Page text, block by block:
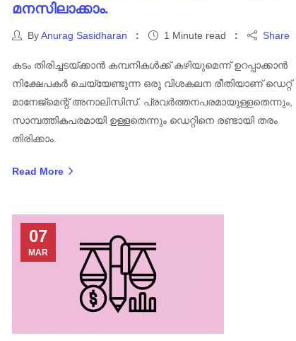
മനസിലാക്കാം.
ByAnurag Sasidharan 1 Minute read Share
കടം തിരിച്ചടയ്ക്കാൻ കമ്പനികൾക്ക് കഴിയുമെന്ന് ഉറപ്പാക്കാൻ
നിക്ഷേപകർ ചെയ്യേണ്ടുന്ന ഒരു വിശകലന രീതിയാണ് ഡെറ്റ്
മാനേജ്മെന്റ് അനാലിസിസ്. പ്രവർത്തനപരമായുള്ളതെന്നും,
സാമ്പത്തികപരമായി ഉള്ളതെന്നും ഡെറ്റിനെ രണ്ടായി തരം
തിരിക്കാം.
Read More
07
MAR